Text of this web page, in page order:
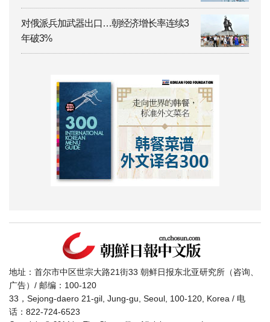
对俄派兵加武器出口…朝经济增长率连续3
年破3%
地址：首尔市中区世宗大路21街33 朝鲜日报东北亚研究所（咨询、
广告）/ 邮编：100-120
33，Sejong-daero 21-gil, Jung-gu, Seoul, 100-120, Korea / 电
话：822-724-6523